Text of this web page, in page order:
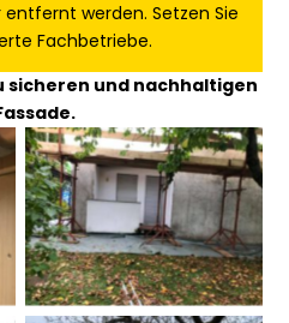
werden. Setzen Sie
Fachbetriebe.
sicheren und nachhaltigen